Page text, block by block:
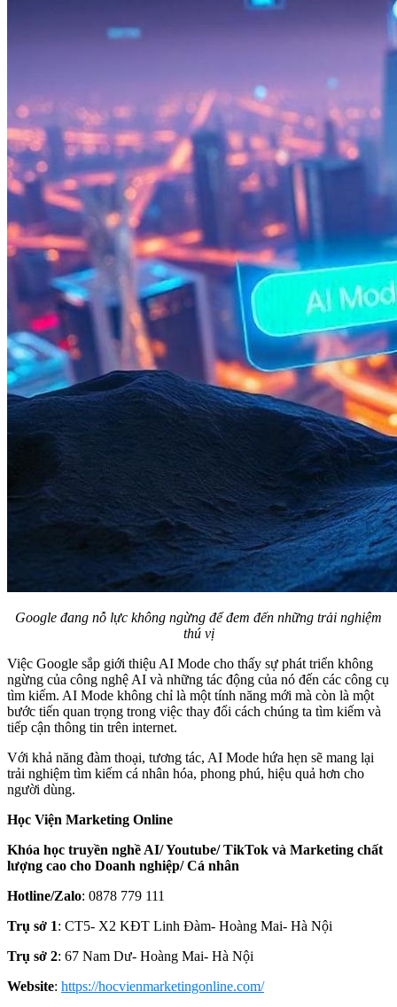
Google đang nỗ lực không ngừng để đem đến những trải nghiệm
thú vị
Việc Google sắp giới thiệu AI Mode cho thấy sự phát triển không
ngừng của công nghệ AI và những tác động của nó đến các công cụ
tìm kiếm. AI Mode không chỉ là một tính năng mới mà còn là một
bước tiến quan trọng trong việc thay đổi cách chúng ta tìm kiếm và
tiếp cận thông tin trên internet.
Với khả năng đàm thoại, tương tác, AI Mode hứa hẹn sẽ mang lại
trải nghiệm tìm kiếm cá nhân hóa, phong phú, hiệu quả hơn cho
người dùng.
Học Viện Marketing Online
Khóa học truyền nghề AI/ Youtube/ TikTok và Marketing chất
lượng cao cho Doanh nghiệp/ Cá nhân
Hotline/Zalo: 0878 779 111
Trụ sở 1: CT5- X2 KĐT Linh Đàm- Hoàng Mai- Hà Nội
Trụ sở 2: 67 Nam Dư- Hoàng Mai- Hà Nội
Website: https://hocvienmarketingonline.com/